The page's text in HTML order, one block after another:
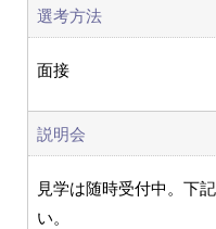
選考方法
面接
説明会
見学は随時受付中。下
い。